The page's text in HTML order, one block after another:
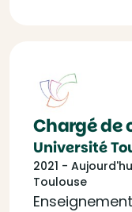
Chargé de
Université
2021 -
Toulouse